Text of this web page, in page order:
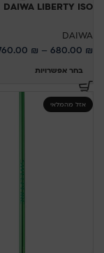
DAIWA LIBERTY ISO
DAIWA
680.00 ₪
–
₪
בחר אפשרויות
אזל מהמלאי